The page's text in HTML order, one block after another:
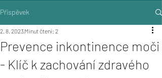
Příspěvek
Prevence inkontinence moči
- Klíč k zachování zdravého
2. 8. 2023 Minut čtení: 2